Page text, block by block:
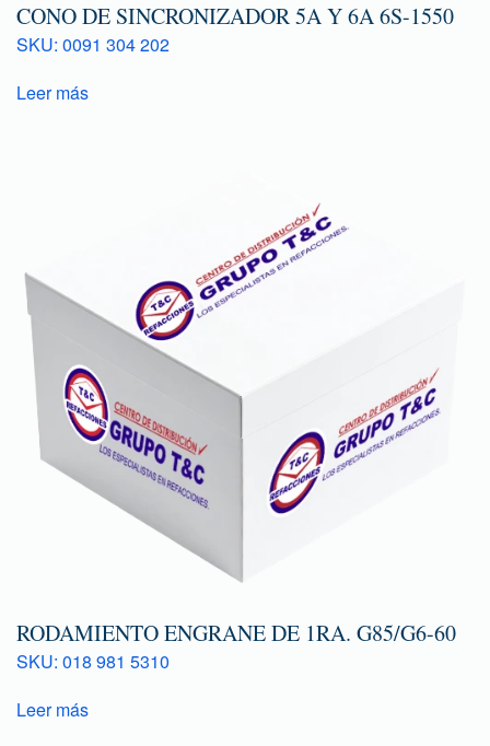
CONO DE SINCRONIZADOR 5A Y 6A 6S-1550
SKU: 0091 304 202
Leer más
RODAMIENTO ENGRANE DE 1RA. G85/G6-60
SKU: 018 981 5310
Leer más